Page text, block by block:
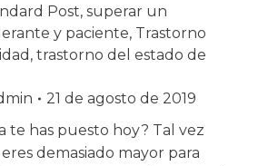
Post, superar un
y paciente, Trastorno
, trastorno del estado de
21 de agosto de 2019
te has puesto hoy? Tal vez
demasiado mayor para